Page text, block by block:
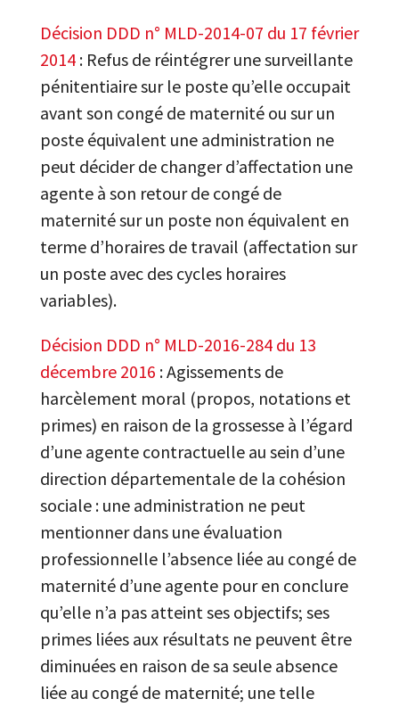
Décision DDD n° MLD-2014-07 du 17 février
2014: Refus de réintégrer une surveillante
pénitentiaire sur le poste qu’elle occupait
avant son congé de maternité ou sur un
poste équivalent une administration ne
peut décider de changer d’affectation une
agente à son retour de congé de
maternité sur un poste non équivalent en
terme d’horaires de travail (affectation sur
un poste avec des cycles horaires
variables).
Décision DDD n° MLD-2016-284 du 13
décembre 2016 : Agissements de
harcèlement moral (propos, notations et
primes) en raison de la grossesse à l’égard
d’une agente contractuelle au sein d’une
direction départementale de la cohésion
sociale : une administration ne peut
mentionner dans une évaluation
professionnelle l’absence liée au congé de
maternité d’une agente pour en conclure
qu’elle n’a pas atteint ses objectifs; ses
primes liées aux résultats ne peuvent être
diminuées en raison de sa seule absence
liée au congé de maternité; une telle